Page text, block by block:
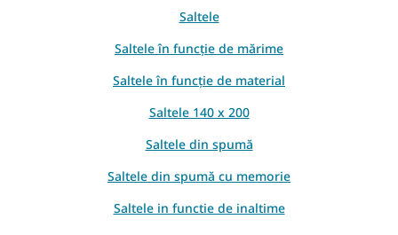
Saltele
Saltele în funcție de mărime
Saltele în funcție de material
Saltele 140 x 200
Saltele din spumă
Saltele din spumă cu memorie
Saltele in functie de inaltime